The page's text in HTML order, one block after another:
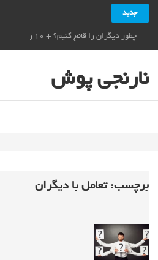
جدید
چطور دیگران را قانع کنیم؟ + ۱۰ راز قانع کردن دیگران_نارنجی پوش
نارنجی پوش
برچسب:تعامل با دیگران